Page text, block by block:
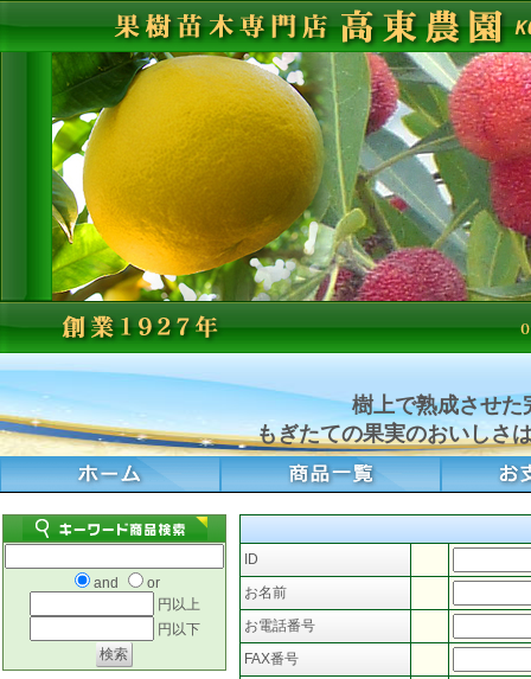
樹上で熟成させた
もぎたての果実のおいしさ
and
or
円以上
円以下
ID
お名前
お電話番号
FAX番号